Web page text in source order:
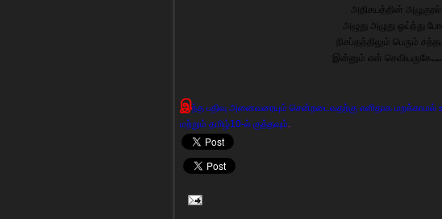
அதிசயத்தின் அழுகுரல்
அழுது அழுது ஓய்ந்து
நிசப்தத்திலும் பெரும்
இன்னும் என் செவியருகே
இந்த பதிவு அனைவரையும் சென்றடைவதற்கு எளிதாக
மற்றும் தமிழ்10-ல் குத்தவும்